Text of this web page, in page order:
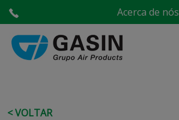
Acerca de nós
< VOLTAR